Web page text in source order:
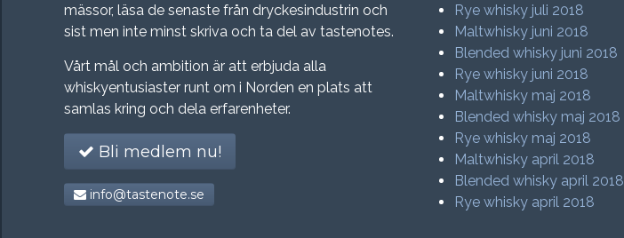
mässor, läsa de senaste från dryckesindustrin och
sist men inte minst skriva och ta del av tastenotes.
Vårt mål och ambition är att erbjuda alla
whiskyentusiaster runt om i Norden en plats att
samlas kring och dela erfarenheter.
Bli medlem nu!
info@tastenote.se
Rye whisky juli 2018
Maltwhisky juni 2018
Blended whisky juni 2018
Rye whisky juni 2018
Maltwhisky maj 2018
Blended whisky maj 2018
Rye whisky maj 2018
Maltwhisky april 2018
Blended whisky april 2018
Rye whisky april 2018